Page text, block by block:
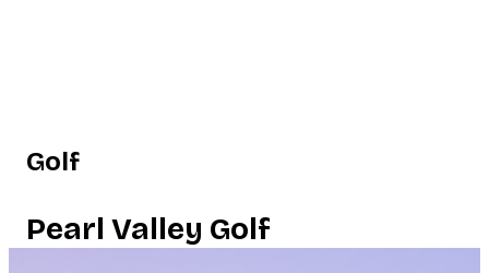
Golf
Pearl Valley Golf